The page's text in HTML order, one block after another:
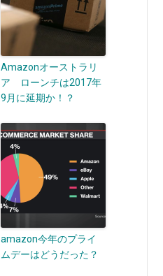
Amazonオーストラリ
ア ローンチは2017年
9月に延期か！？
amazon今年のプライ
ムデーはどうだった？